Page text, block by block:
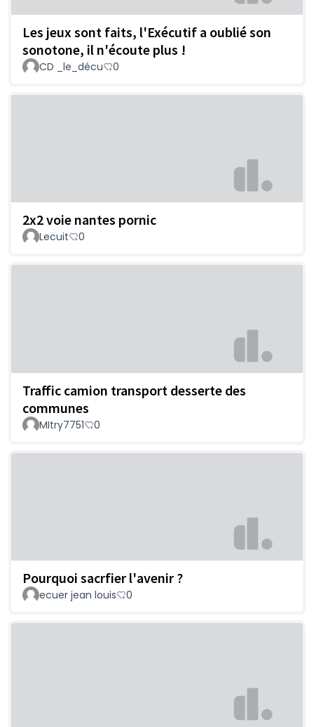
Les jeux sont faits, l'Exécutif a oublié son
sonotone, il n'écoute plus !
CD _le_décu 0
2x2 voie nantes pornic
Lecuit 0
Traffic camion transport desserte des
communes
MItry7751 0
Pourquoi sacrfier l'avenir ?
ecuer jean louis 0